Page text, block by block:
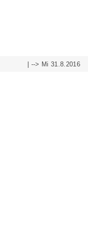
| --> Mi 31.8.2016